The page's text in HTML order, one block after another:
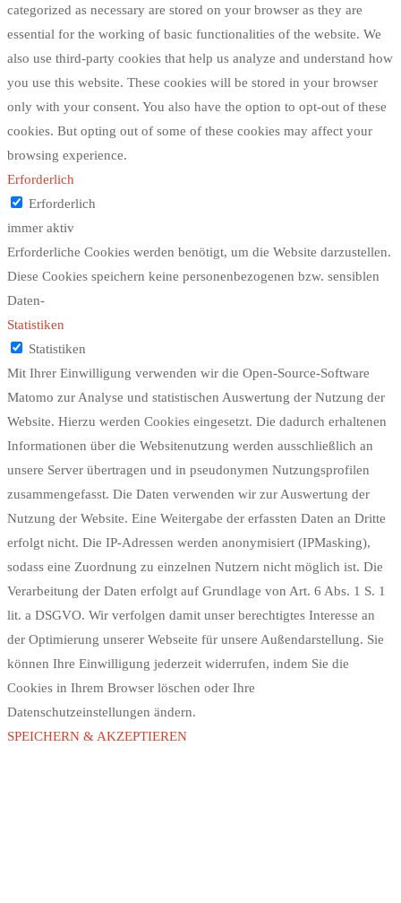
categorized as necessary are stored on your browser as they are
essential for the working of basic functionalities of the website. We
also use third-party cookies that help us analyze and understand how
you use this website. These cookies will be stored in your browser
only with your consent. You also have the option to opt-out of these
cookies. But opting out of some of these cookies may affect your
browsing experience.
Erforderlich
Erforderlich
immer aktiv
Erforderliche Cookies werden benötigt, um die Website darzustellen.
Diese Cookies speichern keine personenbezogenen bzw. sensiblen
Daten-
Statistiken
Statistiken
Mit Ihrer Einwilligung verwenden wir die Open-Source-Software
Matomo zur Analyse und statistischen Auswertung der Nutzung der
Website. Hierzu werden Cookies eingesetzt. Die dadurch erhaltenen
Informationen über die Websitenutzung werden ausschließlich an
unsere Server übertragen und in pseudonymen Nutzungsprofilen
zusammengefasst. Die Daten verwenden wir zur Auswertung der
Nutzung der Website. Eine Weitergabe der erfassten Daten an Dritte
erfolgt nicht. Die IP-Adressen werden anonymisiert (IPMasking),
sodass eine Zuordnung zu einzelnen Nutzern nicht möglich ist. Die
Verarbeitung der Daten erfolgt auf Grundlage von Art. 6 Abs. 1 S. 1
lit. a DSGVO. Wir verfolgen damit unser berechtigtes Interesse an
der Optimierung unserer Webseite für unsere Außendarstellung. Sie
können Ihre Einwilligung jederzeit widerrufen, indem Sie die
Cookies in Ihrem Browser löschen oder Ihre
Datenschutzeinstellungen ändern.
SPEICHERN & AKZEPTIEREN